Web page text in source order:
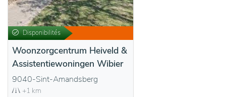
Disponibilités
Woonzorgcentrum Heiveld &
Assistentiewoningen Wibier
9040-Sint-Amandsberg
+1 km